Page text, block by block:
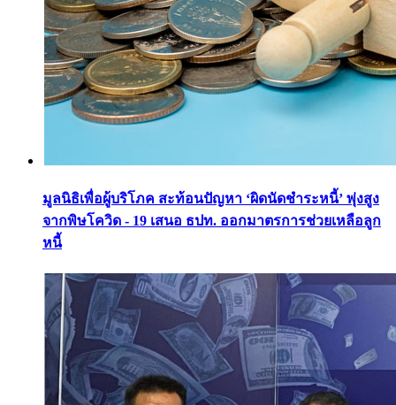
มูลนิธิเพื่อผู้บริโภค สะท้อนปัญหา ‘ผิดนัดชำระหนี้’ พุ่งสูง
จากพิษโควิด - 19 เสนอ ธปท. ออกมาตรการช่วยเหลือลูก
หนี้